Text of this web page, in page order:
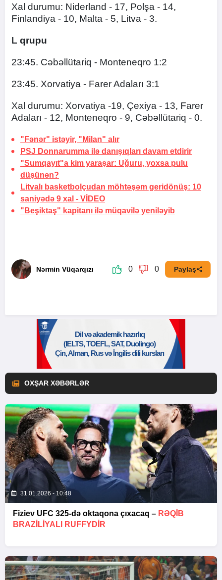
Xal durumu: Niderland - 17, Polşa - 14,
Finlandiya - 10, Malta - 5, Litva - 3.
L qrupu
23:45. Cəbəllütariq - Monteneqro 1:2
23:45. Xorvatiya - Farer Adaları 3:1
Xal durumu: Xorvatiya -19, Çexiya - 13, Farer
Adaları - 12, Monteneqro - 9, Cəbəllütariq - 0.
"Fənər" istəyir, "Milan" alır
PSJ Donnarumma ilə danışıqları davam etdirir
"Sumqayıt"a kim yaraşar: Uğuru, yoxsa pulu
düşünən?
Litvalı basketbolçudan möhtəşəm geridönüş: 10
saniyədə 9 xal - VİDEO
"Beşiktaş" kapitanı ilə müqavilə yeniləyib
Nərmin Vüqarqızı 0 0 Paylaş
OXŞAR XƏBƏRLƏR
31.01.2026 - 10:48
Fiziev UFC 325-də oktaqona çıxacaq – RƏQIB
BRAZILIYALI RUFFYDIR